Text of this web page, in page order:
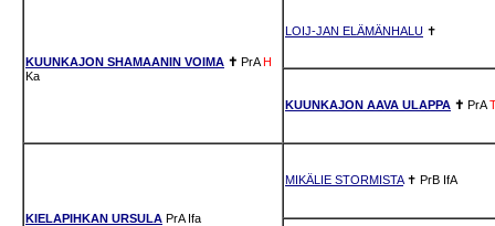
KUUNKAJON SHAMAANIN VOIMA ✝ PrA H
Ka
LOIJ-JAN ELÄMÄNHALU ✝
KUUNKAJON AAVA ULAPPA ✝ PrA
KIELAPIHKAN URSULA PrA Ifa
MIKÄLIE STORMISTA✝ PrB IfA